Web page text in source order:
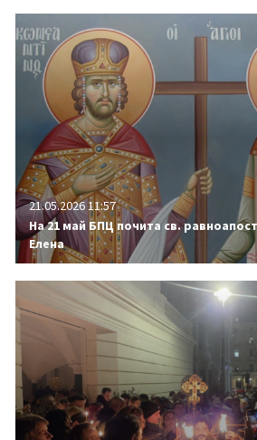
21.05.2026 11:57
На 21 май БПЦ почита св.
Елена